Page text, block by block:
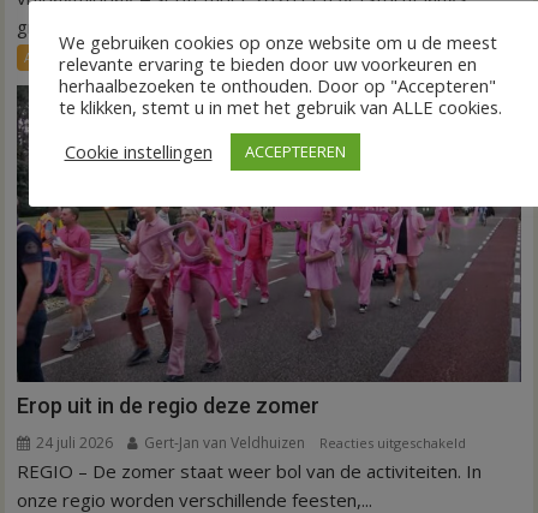
initiatieven
in
groene initiatieven...
Agenda Nieuws
Erop uit in de regio deze zomer
24 juli 2026 Gert-Jan van Veldhuizen Reacties uitgeschakeld
Erop
REGIO – De zomer staat weer bol van de activiteiten. In
onze regio worden verschillende feesten,...
We gebruiken cookies op onze website om u de meest
relevante ervaring te bieden door uw voorkeuren en
herhaalbezoeken te onthouden. Door op "Accepteren"
te klikken, stemt u in met het gebruik van ALLE cookies.
Cookie instellingen
ACCEPTEEREN